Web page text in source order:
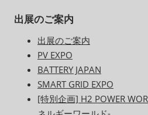
出展のご案内
出展のご案内
PV EXPO
BATTERY JAPAN
SMART GRID EXPO
[特別企画] H2 POWER